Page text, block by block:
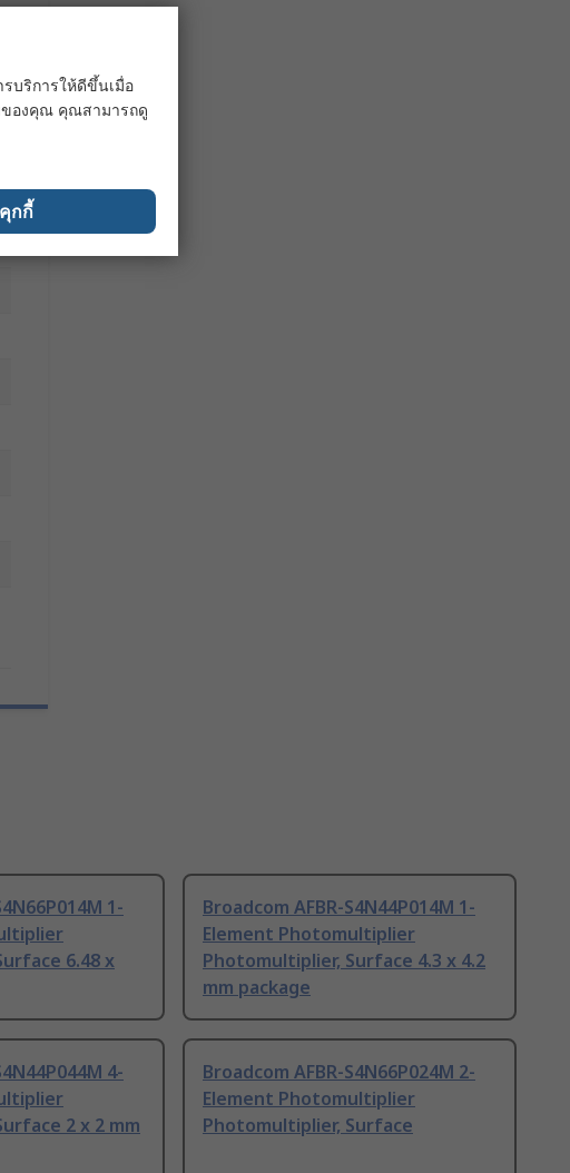
1-
6.48 x
Broadcom AFBR-S4N44P014M 1-
Element Photomultiplier
Photomultiplier, Surface 4.3 x 4.2
mm package
4-
2 x 2 mm
Broadcom AFBR-S4N66P024M 2-
Element Photomultiplier
Photomultiplier, Surface
บริการให้ดีขึ้นเมื่อ
ของคุณ คุณสามารถดู
กกี้